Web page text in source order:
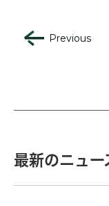
Previous
最新のニュー